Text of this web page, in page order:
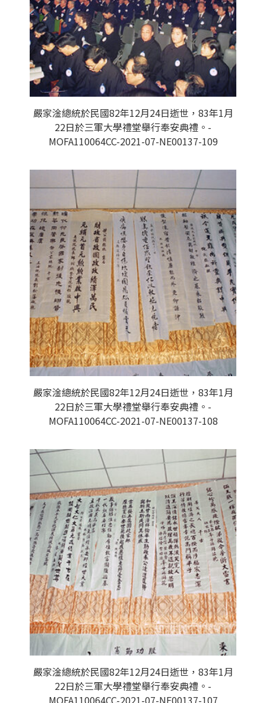
嚴家淦總統於民國82年12月24日逝世，83年1月
22日於三軍大學禮堂舉行奉安典禮。-
MOFA110064CC-2021-07-NE00137-109
嚴家淦總統於民國82年12月24日逝世，83年1月
22日於三軍大學禮堂舉行奉安典禮。-
MOFA110064CC-2021-07-NE00137-108
嚴家淦總統於民國82年12月24日逝世，83年1月
22日於三軍大學禮堂舉行奉安典禮。-
MOFA110064CC-2021-07-NE00137-107